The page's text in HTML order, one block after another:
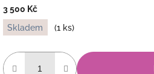
3 500 Kč
Měrná
cena:
Skladem (1 ks)